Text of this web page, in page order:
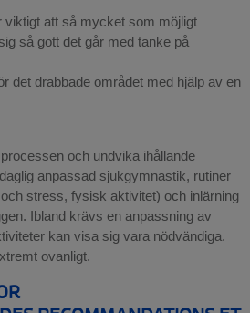
viktigt att så mycket som möjligt
så gott det går med tanke på
det drabbade området med hjälp av en
och undvika ihållande
anpassad sjukgymnastik, rutiner
stress, fysisk aktivitet) och inlärning
Ibland krävs en anpassning av
kan visa sig vara nödvändiga.
ovanligt.